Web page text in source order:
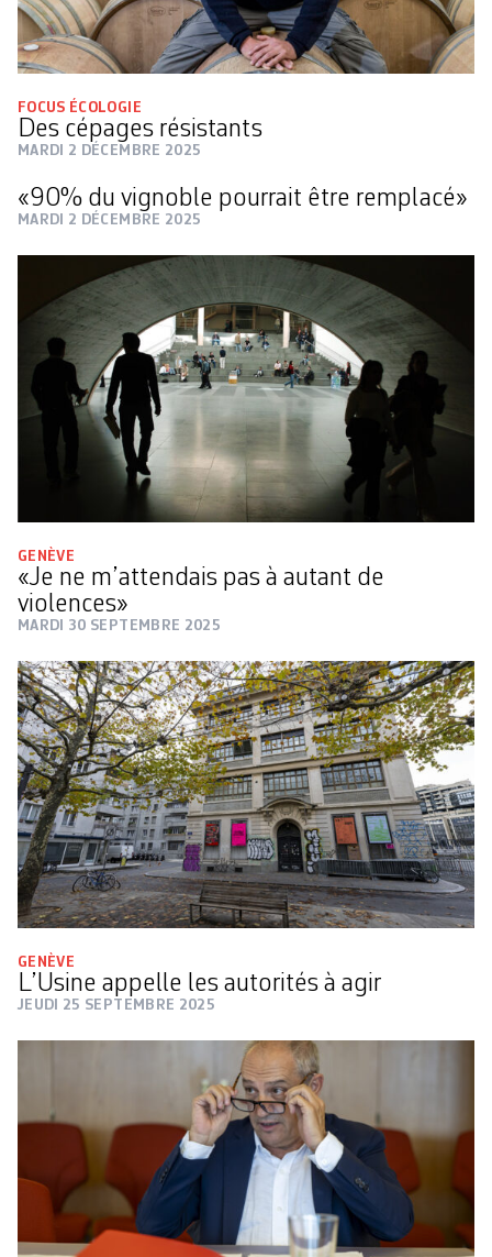
FOCUS ÉCOLOGIE
Des cépages résistants
MARDI 2 DÉCEMBRE 2025
«90% du vignoble pourrait être remplacé»
MARDI 2 DÉCEMBRE 2025
GENÈVE
«Je ne m’attendais pas à autant de
violences»
MARDI 30 SEPTEMBRE 2025
GENÈVE
L’Usine appelle les autorités à agir
JEUDI 25 SEPTEMBRE 2025